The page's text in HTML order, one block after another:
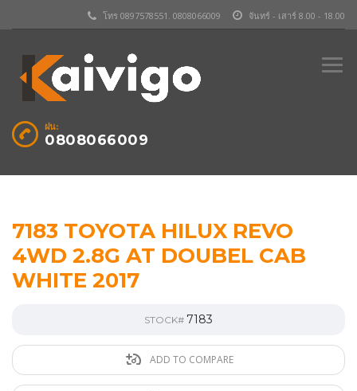
จันทร์ - เสาร์ 8.00 - 18.00
โทร 0897578551. 0808066009
ฝน:
0808066009
7183 TOYOTA HILUX REVO
4WD 2.8G AT DOUBEL CAB
WHITE 2017
STOCK# 7183
ADD TO COMPARE